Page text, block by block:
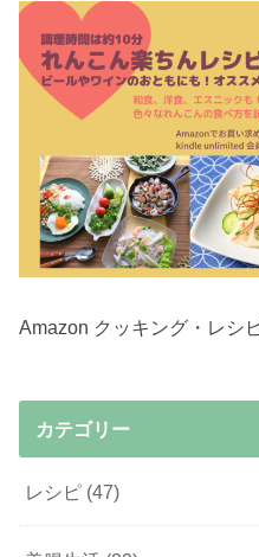
Amazon クッキング・レシ
カテゴリー
レシピ (47)